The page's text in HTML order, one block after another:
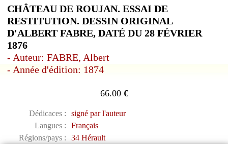
CHÂTEAU DE ROUJAN. ESSAI DE
RESTITUTION. DESSIN ORIGINAL
D'ALBERT FABRE, DATÉ DU 28 FÉVRIER
1876
- Auteur: FABRE, Albert
- Année d'édition: 1874
66.00€
Dédicaces :
signé par l'auteur
Langues :
Français
Régions/pays :
34 Hérault